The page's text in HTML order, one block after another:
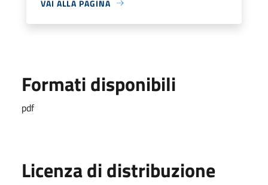
VAI ALLA PAGINA
Formati disponibili
pdf
Licenza di distribuzione